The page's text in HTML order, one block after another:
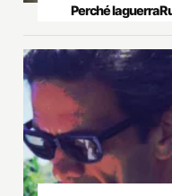
Perché la guerra